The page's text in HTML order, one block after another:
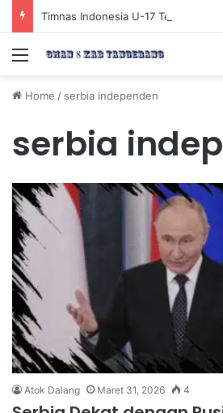
Menu
Home / serbia independen
serbia
Atok Dalang Maret 31, 2026 4